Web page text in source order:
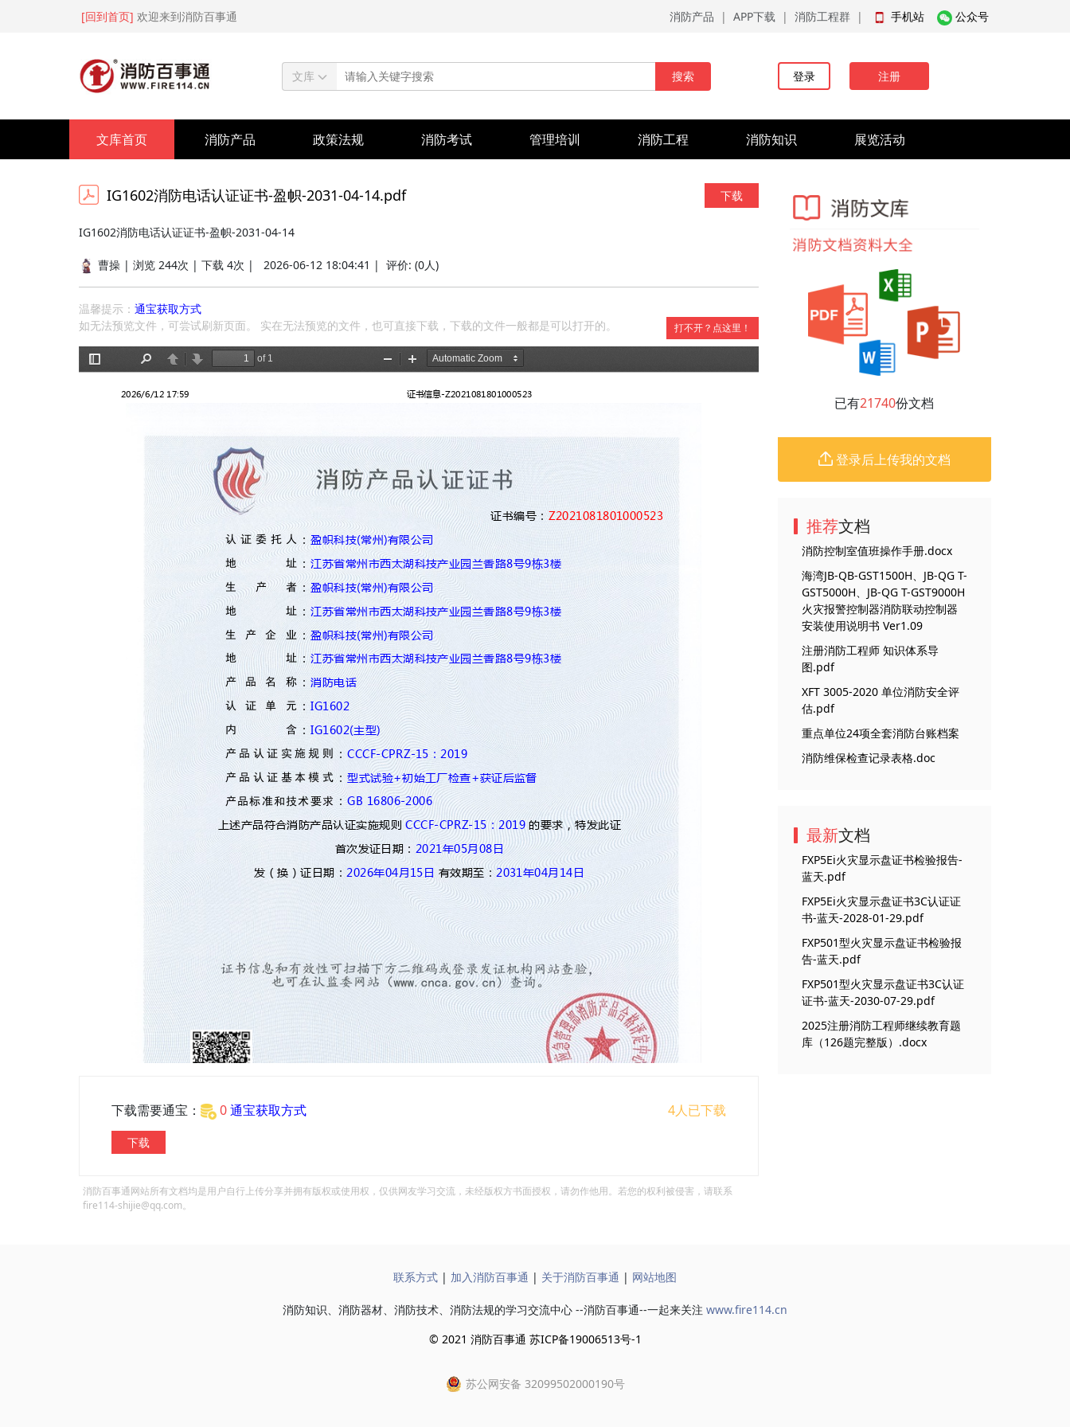
[回到首页] 欢迎来到消防百事通 消防产品 | APP下载 | 消防工程群 | 手机站 公众号
文库 搜索 登录 注册
文库首页 消防产品 政策法规 消防考试 管理培训 消防工程 消防知识 展览活动
IG1602消防电话认证证书-盈帜-2031-04-14.pdf 下载
IG1602消防电话认证证书-盈帜-2031-04-14
曹操 | 浏览 244次 | 下载 4次 | 2026-06-12 18:04:41 | 评价: (0人)
温馨提示： 通宝获取方式
如无法预览文件，可尝试刷新页面。 实在无法预览的文件，也可直接下载，下载的文件一般都是可以打开的。
打不开？点这里！
下载需要通宝： 0通宝获取方式 4人已下载
下载
消防百事通网站所有文档均是用户自行上传分享并拥有版权或使用权，仅供网友学习交流，未经版权方书面授权，请勿作他用。若您的权利被侵害，请联系
fire114-shijie@qq.com。
已有21740份文档
登录后上传我的文档
推荐文档
消防控制室值班操作手册.docx
海湾JB-QB-GST1500H、JB-QG T-
GST5000H、JB-QG T-GST9000H
火灾报警控制器消防联动控制器
安装使用说明书 Ver1.09
注册消防工程师 知识体系导
图.pdf
XFT 3005-2020 单位消防安全评
估.pdf
重点单位24项全套消防台账档案
消防维保检查记录表格.doc
最新文档
FXP5Ei火灾显示盘证书检验报告-
蓝天.pdf
FXP5Ei火灾显示盘证书3C认证证
书-蓝天-2028-01-29.pdf
FXP501型火灾显示盘证书检验报
告-蓝天.pdf
FXP501型火灾显示盘证书3C认证
证书-蓝天-2030-07-29.pdf
2025注册消防工程师继续教育题
库（126题完整版）.docx
联系方式 | 加入消防百事通 | 关于消防百事通 | 网站地图
消防知识、消防器材、消防技术、消防法规的学习交流中心 --消防百事通--一起来关注 www.fire114.cn
© 2021 消防百事通 苏ICP备19006513号-1
苏公网安备 32099502000190号